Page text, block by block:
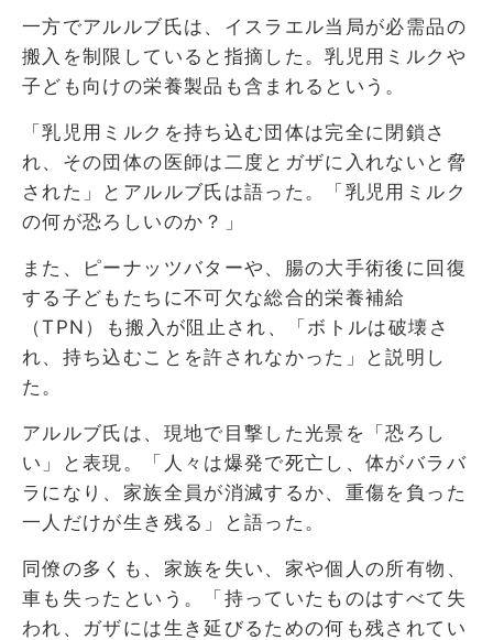
一方でアルルブ氏は、イスラエル当局が必需品の
搬入を制限していると指摘した。乳児用ミルクや
子ども向けの栄養製品も含まれるという。
「乳児用ミルクを持ち込む団体は完全に閉鎖さ
れ、その団体の医師は二度とガザに入れないと脅
された」とアルルブ氏は語った。「乳児用ミルク
の何が恐ろしいのか？」
また、ピーナッツバターや、腸の大手術後に回復
する子どもたちに不可欠な総合的栄養補給
（TPN）も搬入が阻止され、「ボトルは破壊さ
れ、持ち込むことを許されなかった」と説明し
た。
アルルブ氏は、現地で目撃した光景を「恐ろし
い」と表現。「人々は爆発で死亡し、体がバラバ
ラになり、家族全員が消滅するか、重傷を負った
一人だけが生き残る」と語った。
同僚の多くも、家族を失い、家や個人の所有物、
車も失ったという。「持っていたものはすべて失
われ、ガザには生き延びるための何も残されてい